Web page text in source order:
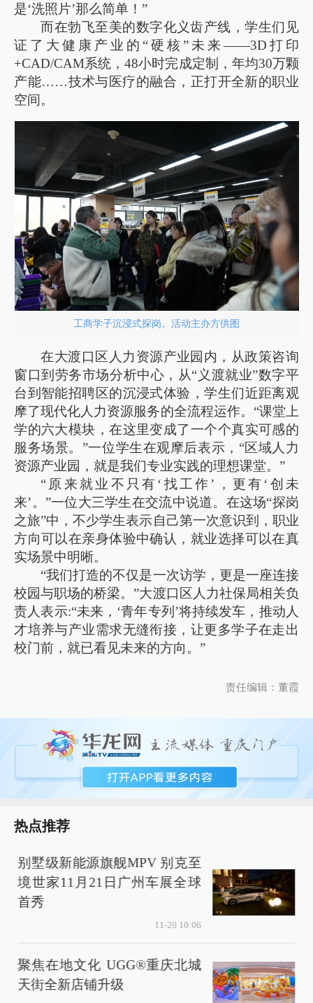
是‘洗照片’那么简单！”
而在勃飞至美的数字化义齿产线，学生们见
证了大健康产业的“硬核”未来——3D打印
+CAD/CAM系统，48小时完成定制，年均30万颗
产能……技术与医疗的融合，正打开全新的职业
空间。
工商学子沉浸式探岗。活动主办方供图
在大渡口区人力资源产业园内，从政策咨询
窗口到劳务市场分析中心，从“义渡就业”数字平
台到智能招聘区的沉浸式体验，学生们近距离观
摩了现代化人力资源服务的全流程运作。“课堂上
学的六大模块，在这里变成了一个个真实可感的
服务场景。”一位学生在观摩后表示，“区域人力
资源产业园，就是我们专业实践的理想课堂。”
“原来就业不只有‘找工作’，更有‘创未
来’。”一位大三学生在交流中说道。在这场“探岗
之旅”中，不少学生表示自己第一次意识到，职业
方向可以在亲身体验中确认，就业选择可以在真
实场景中明晰。
“我们打造的不仅是一次访学，更是一座连接
校园与职场的桥梁。”大渡口区人力社保局相关负
责人表示:“未来，‘青年专列’将持续发车，推动人
才培养与产业需求无缝衔接，让更多学子在走出
校门前，就已看见未来的方向。”
责任编辑：董霞
热点推荐
别墅级新能源旗舰MPV 别克至
境世家11月21日广州车展全球
首秀
11-20 10:06
聚焦在地文化 UGG®重庆北城
天街全新店铺升级